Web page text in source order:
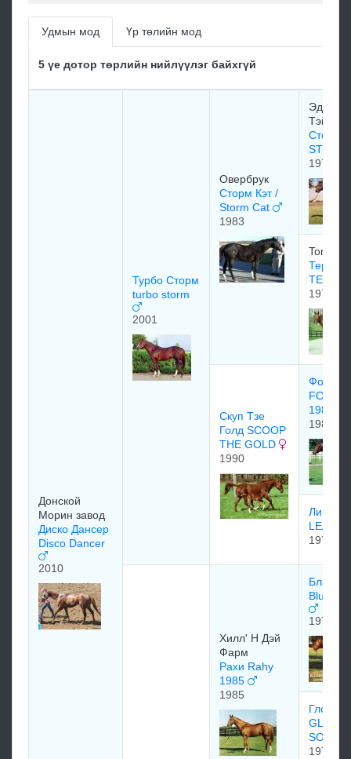
Удмын мод Үр төлийн мод
5 үе дотор төрлийн нийлүүлэг байхгүй
Донской
Морин завод
Диско Дансер
Disco Dancer
2010
Турбо Сторм
turbo storm
2001
Овербрук
Сторм Кэт /
Storm Cat
1983
Эдвaрд
Tэйлoр
Сторм
1978
Tom
1976
Скуп Тзе
Голд SCOOP
THE GOLD
1990
Форти
FORTY
1985
1985
Лип
LEAP
1978
Xилл' H Дэй
Фаpм
Рахи Rahy
1985
1985
1974
SONG
1976